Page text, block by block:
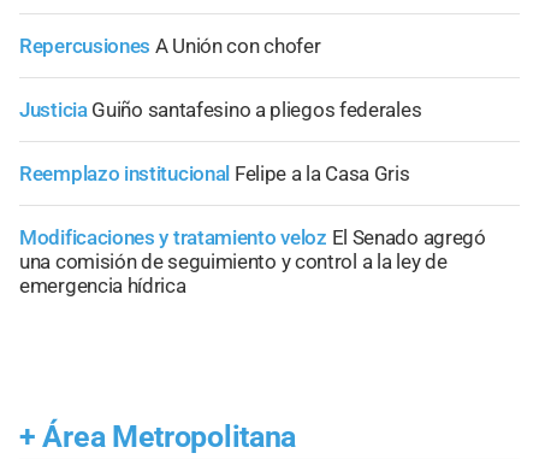
Repercusiones A Unión con chofer
Justicia Guiño santafesino a pliegos federales
Reemplazo institucional Felipe a la Casa Gris
Modificaciones y tratamiento veloz El Senado agregó
una comisión de seguimiento y control a la ley de
emergencia hídrica
+ Área Metropolitana